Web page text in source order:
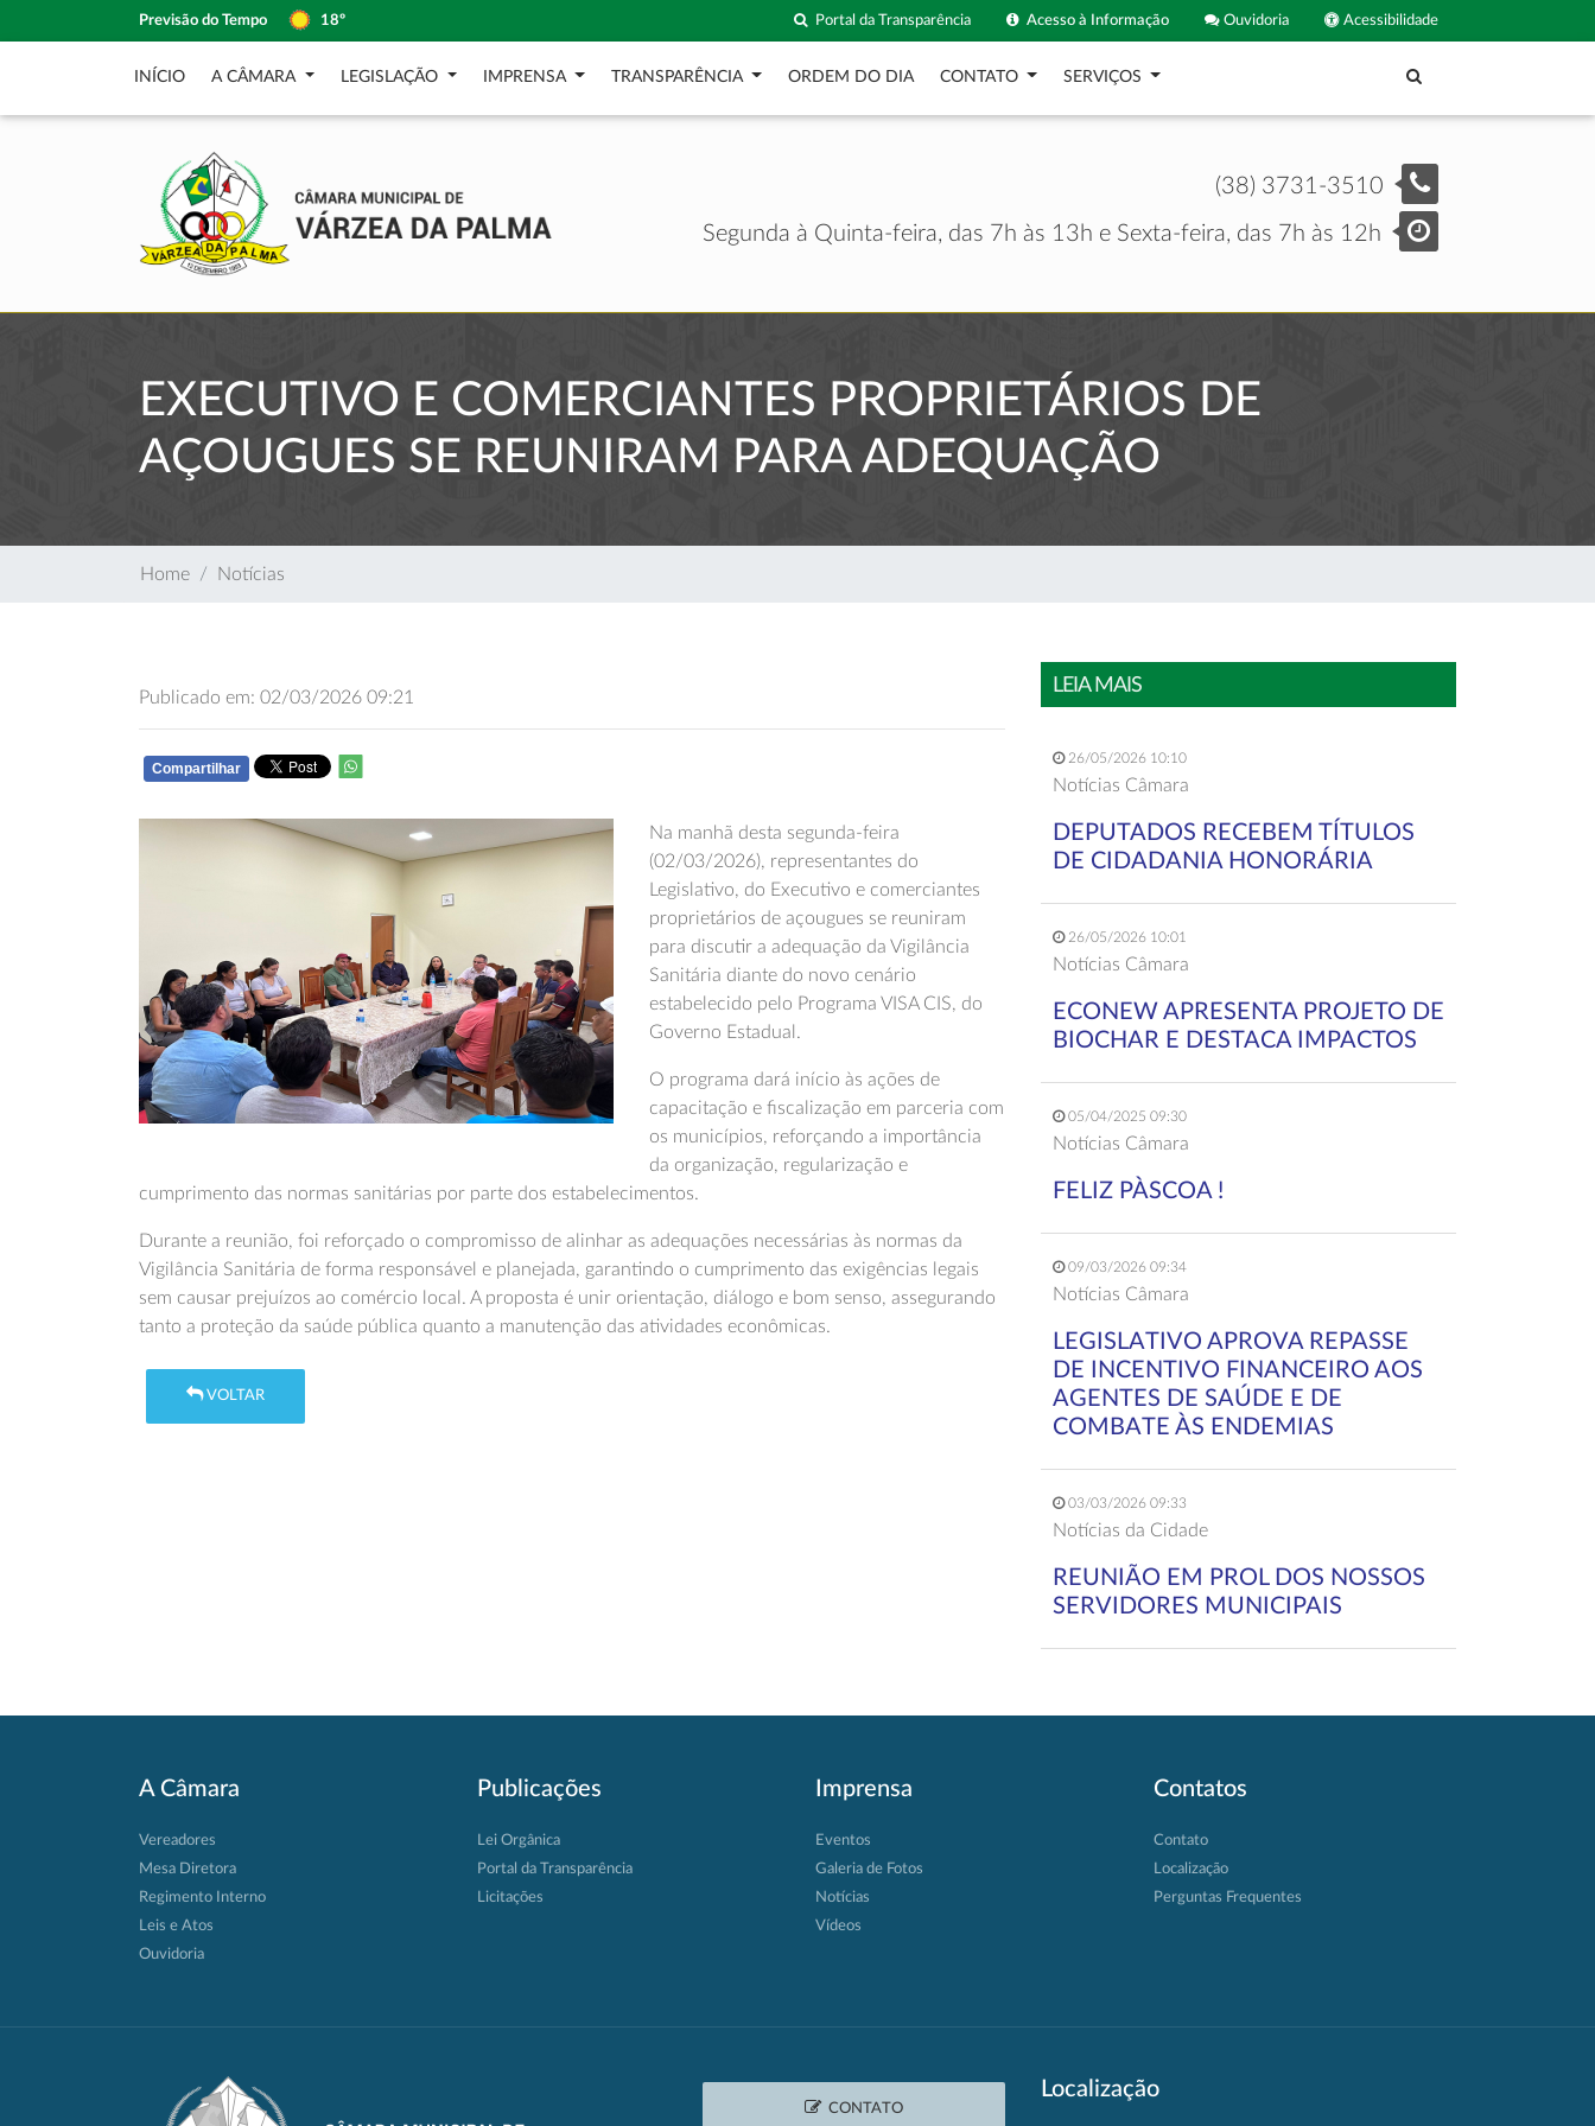
Previsão do Tempo 18º Acessibilidade
Ouvidoria
Acesso à Informação
Portal da Transparência
INÍCIO A CÂMARA LEGISLAÇÃO IMPRENSA TRANSPARÊNCIA ORDEM DO DIA CONTATO SERVIÇOS
(38) 3731-3510
Segunda à Quinta-feira, das 7h às 13h e Sexta-feira, das 7h às 12h
EXECUTIVO E COMERCIANTES PROPRIETÁRIOS DE
AÇOUGUES SE REUNIRAM PARA ADEQUAÇÃO
Home Notícias
Publicado em: 02/03/2026 09:21
Compartilhar
Na manhã desta segunda-feira
(02/03/2026), representantes do
Legislativo, do Executivo e comerciantes
proprietários de açougues se reuniram
para discutir a adequação da Vigilância
Sanitária diante do novo cenário
estabelecido pelo Programa VISA CIS, do
Governo Estadual.
O programa dará início às ações de
capacitação e fiscalização em parceria com
os municípios, reforçando a importância
da organização, regularização e
cumprimento das normas sanitárias por parte dos estabelecimentos.
Durante a reunião, foi reforçado o compromisso de alinhar as adequações necessárias às normas da
Vigilância Sanitária de forma responsável e planejada, garantindo o cumprimento das exigências legais
sem causar prejuízos ao comércio local. A proposta é unir orientação, diálogo e bom senso, assegurando
tanto a proteção da saúde pública quanto a manutenção das atividades econômicas.
VOLTAR
LEIA MAIS
26/05/2026 10:10
Notícias Câmara
DEPUTADOS RECEBEM TÍTULOS
DE CIDADANIA HONORÁRIA
26/05/2026 10:01
Notícias Câmara
ECONEW APRESENTA PROJETO DE
BIOCHAR E DESTACA IMPACTOS
05/04/2025 09:30
Notícias Câmara
FELIZ PÀSCOA !
09/03/2026 09:34
Notícias Câmara
LEGISLATIVO APROVA REPASSE
DE INCENTIVO FINANCEIRO AOS
AGENTES DE SAÚDE E DE
COMBATE ÀS ENDEMIAS
03/03/2026 09:33
Notícias da Cidade
REUNIÃO EM PROL DOS NOSSOS
SERVIDORES MUNICIPAIS
A Câmara
Vereadores
Mesa Diretora
Regimento Interno
Leis e Atos
Ouvidoria
Publicações
Lei Orgânica
Portal da Transparência
Licitações
Imprensa
Eventos
Galeria de Fotos
Notícias
Vídeos
Contatos
Contato
Localização
Perguntas Frequentes
CONTATO
Localização